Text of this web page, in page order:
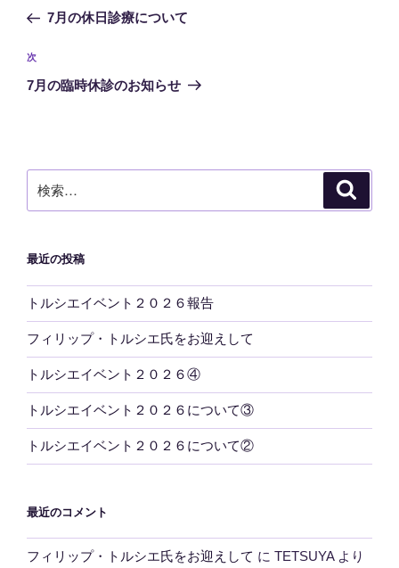
ナ
ビ
ゲ
ン
の
稿
7月の休日診療について
次
の
次
7月の臨時休診のお知らせ
索:
最近の投稿
トルシエイベント２０２６報告
フィリップ・トルシエ氏をお迎えして
トルシエイベント２０２６④
トルシエイベント２０２６について③
トルシエイベント２０２６について②
最近のコメント
フィリップ・トルシエ氏をお迎えして に TETSUYAより